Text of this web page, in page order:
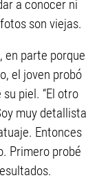
a conocer ni
son viejas.
en parte porque
el joven probó
piel. “El otro
muy detallista
Entonces
Primero probé